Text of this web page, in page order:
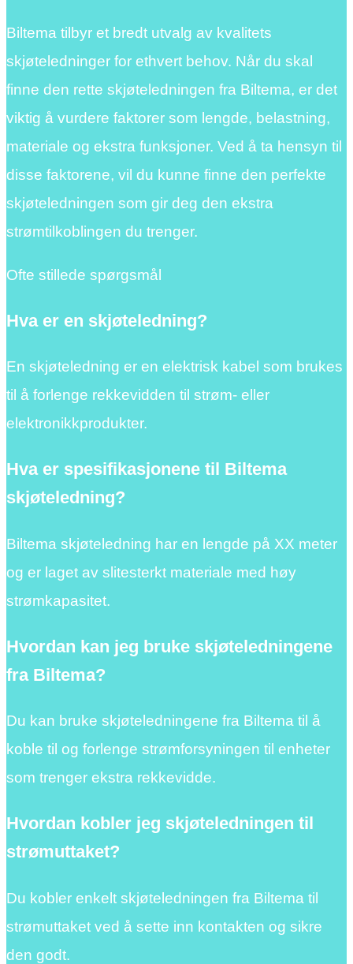
Biltema tilbyr et bredt utvalg av kvalitets
skjøteledninger for ethvert behov. Når du skal
finne den rette skjøteledningen fra Biltema, er det
viktig å vurdere faktorer som lengde, belastning,
materiale og ekstra funksjoner. Ved å ta hensyn til
disse faktorene, vil du kunne finne den perfekte
skjøteledningen som gir deg den ekstra
strømtilkoblingen du trenger.
Ofte stillede spørgsmål
Hva er en skjøteledning?
En skjøteledning er en elektrisk kabel som brukes
til å forlenge rekkevidden til strøm- eller
elektronikkprodukter.
Hva er spesifikasjonene til Biltema
skjøteledning?
Biltema skjøteledning har en lengde på XX meter
og er laget av slitesterkt materiale med høy
strømkapasitet.
Hvordan kan jeg bruke skjøteledningene
fra Biltema?
Du kan bruke skjøteledningene fra Biltema til å
koble til og forlenge strømforsyningen til enheter
som trenger ekstra rekkevidde.
Hvordan kobler jeg skjøteledningen til
strømuttaket?
Du kobler enkelt skjøteledningen fra Biltema til
strømuttaket ved å sette inn kontakten og sikre
den godt.